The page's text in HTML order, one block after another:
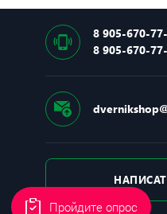
8 905-670-
8 905-670-
Пройдите опрос